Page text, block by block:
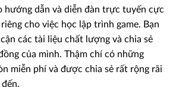
hướng dẫn và diễn đàn trực tuyến cực
cho việc học lập trình game. Bạn
các tài liệu chất lượng và chia sẻ
của mình. Thậm chí có những
miễn phí và được chia sẻ rất rộng rãi